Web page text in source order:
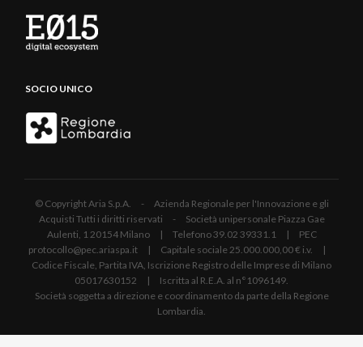
SOCIO UNICO
© Copyright Aria S.p.A. - Azienda Regionale per l'Innovazione e gli
Acquisti Tutti i diritti riservati - Società unipersonale Piazza Gae
Aulenti, 1 20154 Milano | Telefono 39.02 39331.1 | PEC
protocollo@pec.ariaspa.it | Capitale sociale 25.000.000,00 € i.v. |
Codice Fiscale, Partita IVA, Iscrizione Registro delle Imprese di Milano
05017630152 | Iscritta al R.E.A. al n°1096149.
Società soggetta a direzione e coordinamento da parte della Regione
Lombardia.